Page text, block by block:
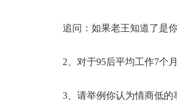
追问：如果老王知道了是
2、对于95后平均工作7个
3、请举例你认为情商低的